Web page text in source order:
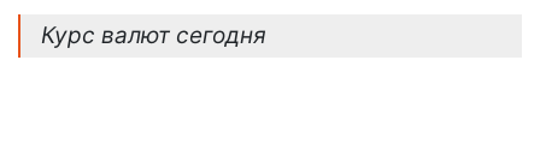
вносите на счет крупные суммы
Курс валют сегодня